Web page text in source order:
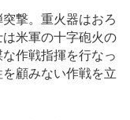
撃。重火器はおろ
米軍の十字砲火の
作戦指揮を行なっ
顧みない作戦を立